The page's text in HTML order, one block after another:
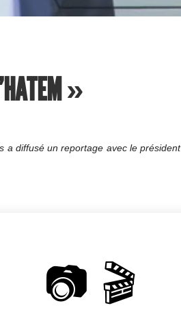
»
a diffusé un reportage avec le
📷 🎬